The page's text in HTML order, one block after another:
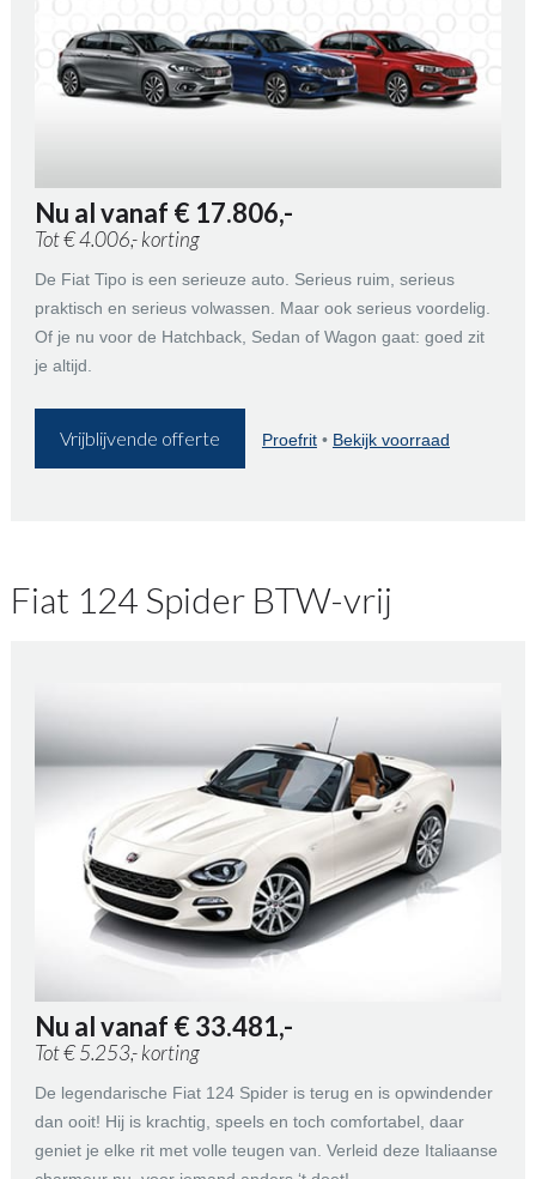
Nu al vanaf € 17.806,-
Tot € 4.006,- korting
De Fiat Tipo is een serieuze auto. Serieus ruim, serieus
praktisch en serieus volwassen. Maar ook serieus voordelig.
Of je nu voor de Hatchback, Sedan of Wagon gaat: goed zit
je altijd.
Vrijblijvende offerte Proefrit• Bekijk voorraad
Fiat 124 Spider BTW-vrij
Nu al vanaf € 33.481,-
Tot € 5.253,- korting
De legendarische Fiat 124 Spider is terug en is opwindender
dan ooit! Hij is krachtig, speels en toch comfortabel, daar
geniet je elke rit met volle teugen van. Verleid deze Italiaanse